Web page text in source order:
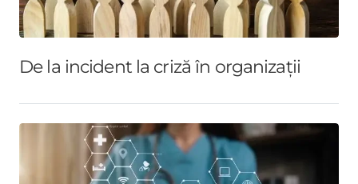
De la incident la criză în organizații